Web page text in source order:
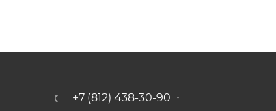
+7 (812) 438-30-90